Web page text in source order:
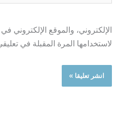
الإلكتروني، والموقع الإلكتروني
لاستخدامها المرة المقبلة في